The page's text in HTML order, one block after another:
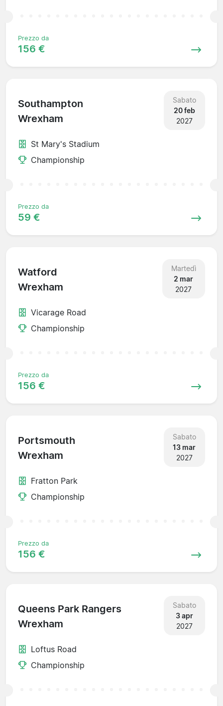
Prezzo da
156 €
Southampton
Wrexham
Sabato
20 feb
2027
St Mary's Stadium
Championship
Prezzo da
59 €
Watford
Wrexham
Martedì
2 mar
2027
Vicarage Road
Championship
Prezzo da
156 €
Portsmouth
Wrexham
Sabato
13 mar
2027
Fratton Park
Championship
Prezzo da
156 €
Queens Park Rangers
Wrexham
Sabato
3 apr
2027
Loftus Road
Championship